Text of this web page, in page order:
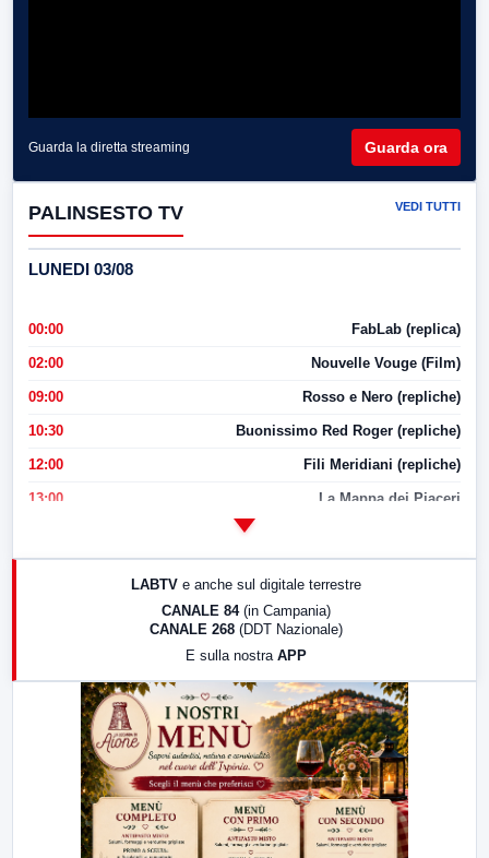
Guarda la diretta streaming Guarda ora
PALINSESTO TV VEDI TUTTI
LUNEDI 03/08
00:00 FabLab (replica)
02:00 Nouvelle Vouge (Film)
09:00 Rosso e Nero (repliche)
10:30 Buonissimo Red Roger (repliche)
12:00 Fili Meridiani (repliche)
13:00 La Mappa dei Piaceri
17:00 LabNews (replica)
LabNews (replica)
LABTV e anche sul digitale terrestre
CANALE 84 (in Campania)
CANALE 268 (DDT Nazionale)
E sulla nostra APP